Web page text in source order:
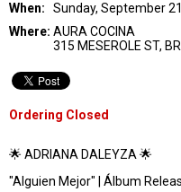
When:
Sunday, September
Where: AURA COCINA
315 MESEROLE ST,
Ordering Closed
🌟 ADRIANA DALEYZA 🌟
"Alguien Mejor" | Álbum